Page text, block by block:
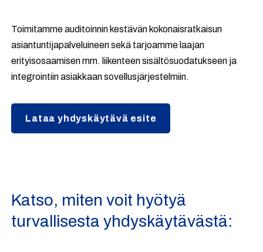
Toimitamme auditoinnin kestävän kokonaisratkaisun
asiantuntijapalveluineen sekä tarjoamme laajan
erityisosaamisen mm. liikenteen sisältösuodatukseen ja
integrointiin asiakkaan sovellusjärjestelmiin.
Lataa yhdyskäytävä esite
Katso, miten voit hyötyä
turvallisesta yhdyskäytävästä: